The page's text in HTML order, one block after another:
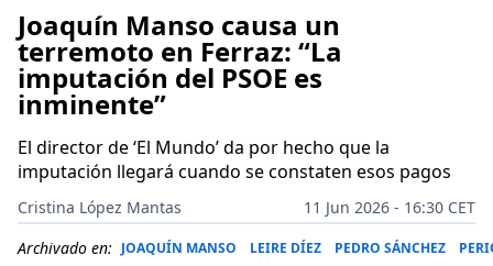
Joaquín Manso causa un
terremoto en Ferraz: “La
imputación del PSOE es
inminente”
El director de ‘El Mundo’ da por hecho que la
imputación llegará cuando se constaten esos pagos
Cristina López Mantas
11 Jun 2026 - 16:30 CET
Archivado en: JOAQUÍN MANSO LEIRE DÍEZ PEDRO SÁNCHEZ